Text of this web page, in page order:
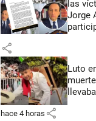
las
Jorge
share
Luto
hace 4 horas share